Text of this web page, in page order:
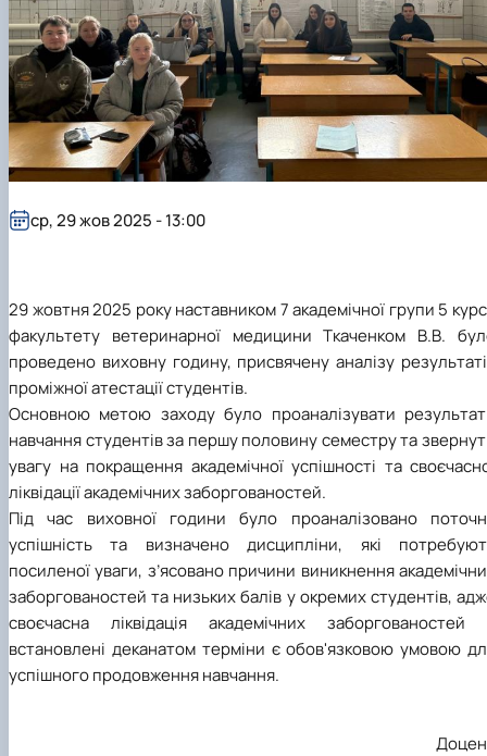
29 жовтня 2025 року наставником 7 академічної групи 5
факультету ветеринарної медицини Ткаченком В.В.
проведено виховну годину, присвячену аналізу
проміжної атестації студентів.
Основною метою заходу було проаналізувати
навчання студентів за першу половину семестру та
увагу на покращення академічної успішності та
ліквідації академічних заборгованостей.
Під час виховної години було проаналізовано
успішність та визначено дисципліни, які
посиленої уваги, з’ясовано причини виникнення
заборгованостей та низьких балів у окремих студентів,
своєчасна ліквідація академічних заборгованостей
встановлені деканатом терміни є обов'язковою умовою
успішного продовження навчання.
ср, 29 жов 2025 - 13:00